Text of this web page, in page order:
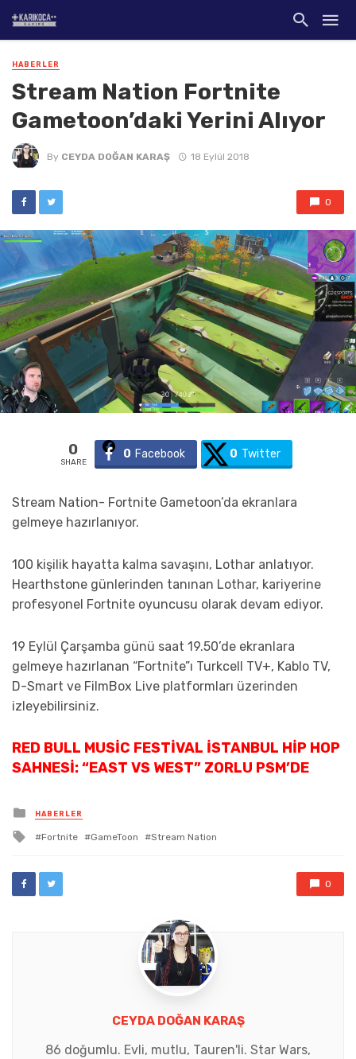
HABERLER
Stream Nation Fortnite
Gametoon’daki Yerini Alıyor
By CEYDA DOĞAN KARAŞ 18 Eylül 2018
0
0
SHARE
0 Facebook 0 Twitter
Stream Nation- Fortnite Gametoon’da ekranlara
gelmeye hazırlanıyor.
100 kişilik hayatta kalma savaşını, Lothar anlatıyor.
Hearthstone günlerinden tanınan Lothar, kariyerine
profesyonel Fortnite oyuncusu olarak devam ediyor.
19 Eylül Çarşamba günü saat 19.50’de ekranlara
gelmeye hazırlanan “Fortnite”ı Turkcell TV+, Kablo TV,
D-Smart ve FilmBox Live platformları üzerinden
izleyebilirsiniz.
RED BULL MUSIC FESTIVAL İSTANBUL HIP HOP
SAHNESI: “EAST VS WEST” ZORLU PSM’DE
Posted
in
HABERLER
Tagged
Fortnite GameToon Stream Nation
0
CEYDA DOĞAN KARAŞ
86 doğumlu. Evli, mutlu, Tauren'li. Star Wars,